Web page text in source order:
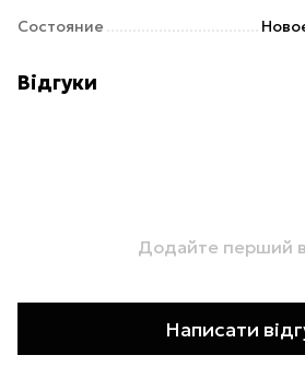
Состояние
Відгуки
Додайте перший
Написати